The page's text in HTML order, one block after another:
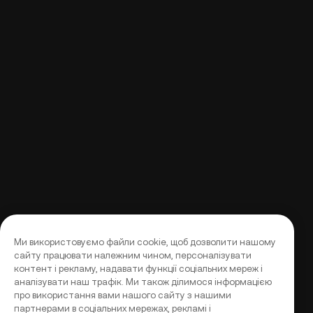
Ми використовуємо файли cookie, щоб дозволити нашому
сайту працювати належним чином, персоналізувати
контент і рекламу, надавати функції соціальних мереж і
аналізувати наш трафік. Ми також ділимося інформацією
про використання вами нашого сайту з нашими
партнерами в соціальних мережах, рекламі і